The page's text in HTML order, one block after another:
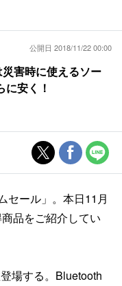
公開日 2018/11/22 00:00
害時に使えるソー
安く！
セール」。本日11月
品をご紹介してい
場する。Bluetooth